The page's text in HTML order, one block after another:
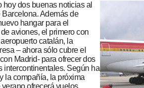
hoy dos buenas noticias al
Además de
hangar para el
aviones, el primero con
catalán, la
– ahora sólo cubre el
Madrid- para ofrecer dos
intercontinentales. Según ha
la compañía, la próxima